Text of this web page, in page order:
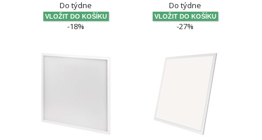
Do týdne
-18%
Do týdne
-27%